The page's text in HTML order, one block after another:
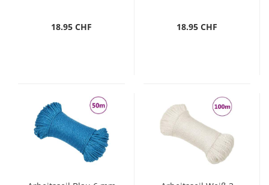
18.95 CHF 18.95 CHF